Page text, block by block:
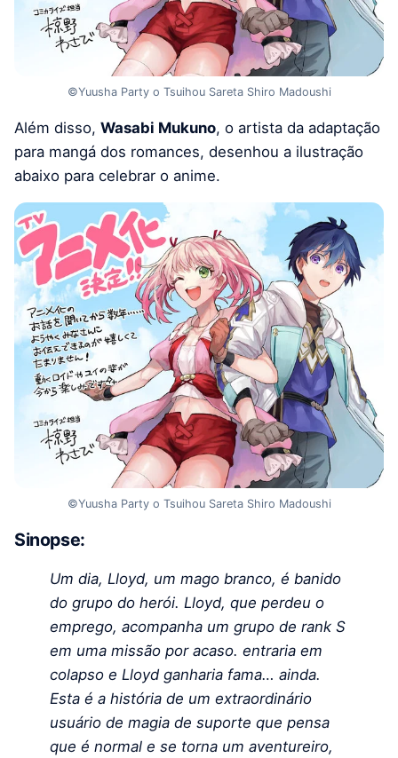
©Yuusha Party o Tsuihou Sareta Shiro Madoushi
Além disso, Wasabi Mukuno, o artista da adaptação
para mangá dos romances, desenhou a ilustração
abaixo para celebrar o anime.
©Yuusha Party o Tsuihou Sareta Shiro Madoushi
Sinopse:
Um dia, Lloyd, um mago branco, é banido
do grupo do herói. Lloyd, que perdeu o
emprego, acompanha um grupo de rank S
em uma missão por acaso. entraria em
colapso e Lloyd ganharia fama… ainda.
Esta é a história de um extraordinário
usuário de magia de suporte que pensa
que é normal e se torna um aventureiro,